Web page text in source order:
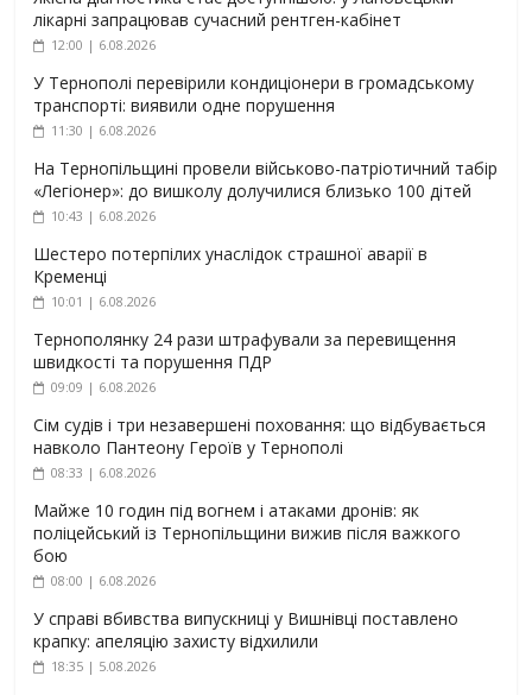
лікарні запрацював сучасний рентген-кабінет
12:00 | 6.08.2026
У Тернополі перевірили кондиціонери в громадському
транспорті: виявили одне порушення
11:30 | 6.08.2026
На Тернопільщині провели військово-патріотичний табір
«Легіонер»: до вишколу долучилися близько 100 дітей
10:43 | 6.08.2026
Шестеро потерпілих унаслідок страшної аварії в
Кременці
10:01 | 6.08.2026
Тернополянку 24 рази штрафували за перевищення
швидкості та порушення ПДР
09:09 | 6.08.2026
Сім судів і три незавершені поховання: що відбувається
навколо Пантеону Героїв у Тернополі
08:33 | 6.08.2026
Майже 10 годин під вогнем і атаками дронів: як
поліцейський із Тернопільщини вижив після важкого
бою
08:00 | 6.08.2026
У справі вбивства випускниці у Вишнівці поставлено
крапку: апеляцію захисту відхилили
18:35 | 5.08.2026